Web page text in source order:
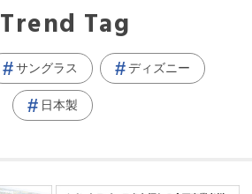
Trend Tag
サングラス ディズニー
日本製